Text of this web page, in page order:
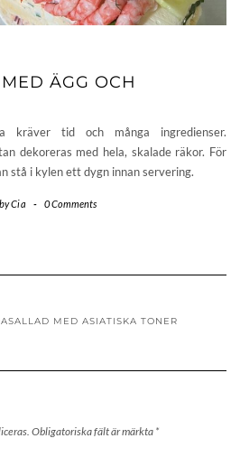
ÄGG OCH
kräver tid och många ingredienser.
dekoreras med hela, skalade räkor. För
stå i kylen ett dygn innan servering.
byCia - 0 Comments
MED ASIATISKA TONER
Obligatoriska fält är märkta *